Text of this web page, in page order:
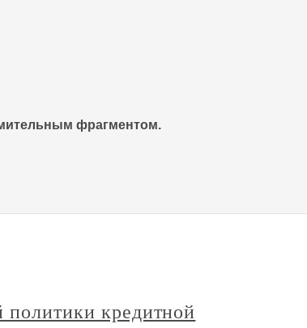
фрагментом.
кредитной